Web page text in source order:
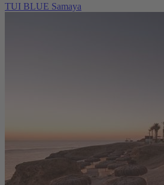
TUI BLUE Samaya